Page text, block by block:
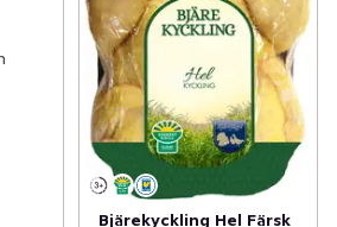
Bjärekyckling Hel Färsk